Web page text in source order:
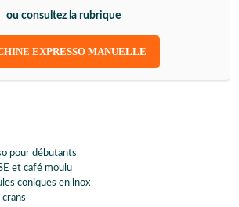
pour débutants
et café moulu
coniques en inox
crans
ou consultez la rubrique
EXPRESSO MANUELLE